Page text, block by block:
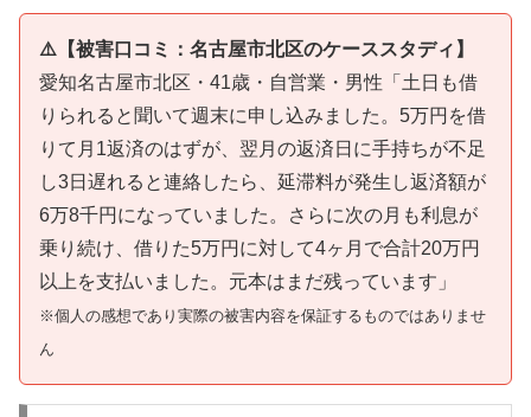
⚠️【被害口コミ：名古屋市北区のケーススタディ】
愛知名古屋市北区・41歳・自営業・男性「土日も借
りられると聞いて週末に申し込みました。5万円を借
りて月1返済のはずが、翌月の返済日に手持ちが不足
し3日遅れると連絡したら、延滞料が発生し返済額が
6万8千円になっていました。さらに次の月も利息が
乗り続け、借りた5万円に対して4ヶ月で合計20万円
以上を支払いました。元本はまだ残っています」
※個人の感想であり実際の被害内容を保証するものではありませ
ん